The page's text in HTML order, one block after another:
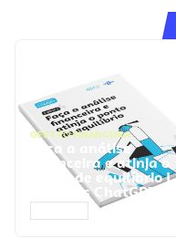
GESTÃO FINANCEIRA
Faça a análise
financeira e atinja o
ponto de equilíbrio |
Prompts ChatGPT